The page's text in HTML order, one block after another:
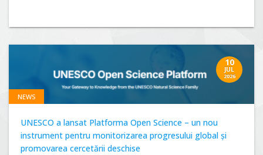
10
JUL
2026
NEWS
UNESCO a lansat Platforma Open Science – un nou
instrument pentru monitorizarea progresului global și
promovarea cercetării deschise